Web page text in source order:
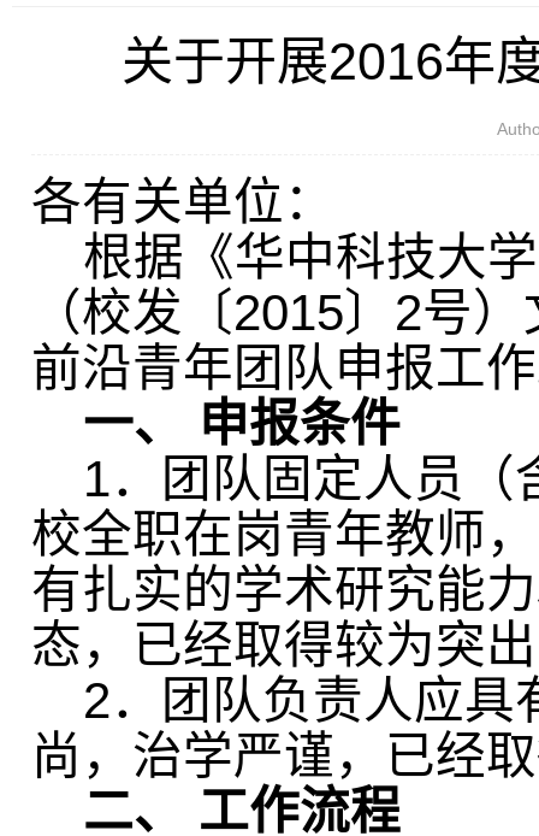
关于开展2016年
各有关单位：
根据《华中科技大
（校发〔2015〕 2号）
前沿青年团队申报工
一、 申报条件
1．团队固定人员
校全职在岗青年教师
有扎实的学术研究能
态，已经取得较为突
2．团队负责人应
尚，治学严谨，已经
二、 工作流程